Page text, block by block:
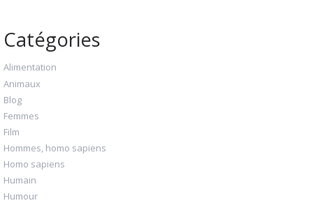
Catégories
Alimentation
Animaux
Blog
Femmes
Film
Hommes, homo sapiens
Homo sapiens
Humain
Humour